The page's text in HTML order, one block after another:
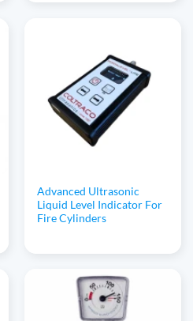
Advanced Ultrasonic
Liquid Level Indicator For
Fire Cylinders